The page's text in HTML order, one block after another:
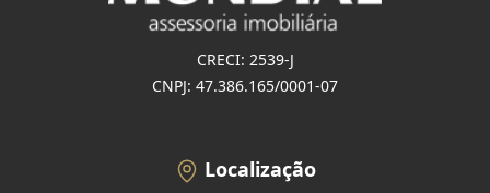
CRECI: 2539-J
CNPJ: 47.386.165/0001-07
Localização